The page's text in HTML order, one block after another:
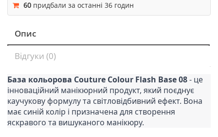
60 придбали за останні 36 годин
Опис
Відгуки (0)
База кольорова Couture Colour Flash Base 08- це
інноваційний манікюрний продукт, який поєднує
каучукову формулу та світловідбивний ефект. Вона
має синій колір і призначена для створення
яскравого та вишуканого манікюру.